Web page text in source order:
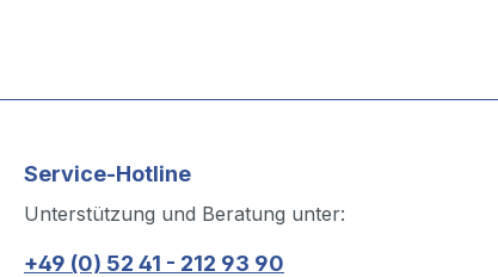
Service-Hotline
Unterstützung und Beratung unter:
+49 (0) 52 41 - 212 93 90